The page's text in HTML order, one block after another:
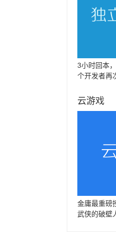
3小时回本
个开发者再
云游戏
金庸最重磅
武侠的破壁